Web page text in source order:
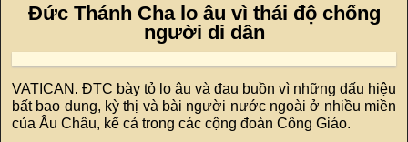
Đức Thánh Cha lo âu vì thái độ chống
người di dân
VATICAN. ĐTC bày tỏ lo âu và đau buồn vì những dấu hiệu
bất bao dung, kỳ thị và bài người nước ngoài ở nhiều miền
của Âu Châu, kể cả trong các cộng đoàn Công Giáo.